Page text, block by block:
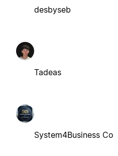
desbyseb
Tadeas
System4Business Co